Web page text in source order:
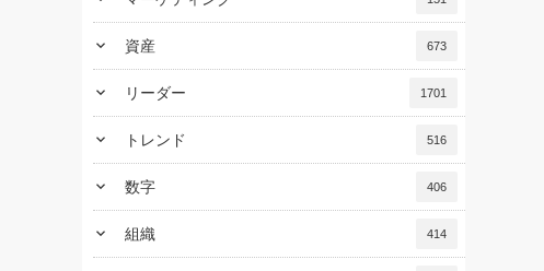
keyboard_arrow_down 資産 673
keyboard_arrow_down リーダー 1701
keyboard_arrow_down トレンド 516
keyboard_arrow_down 数字 406
keyboard_arrow_down 組織 414